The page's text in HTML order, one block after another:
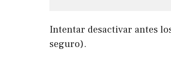
Intentar desactivar antes
seguro).